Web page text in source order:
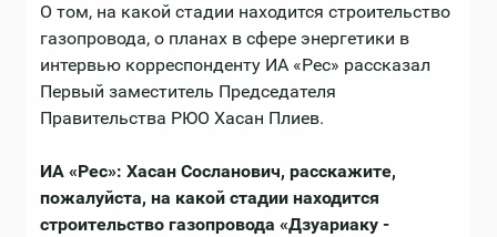
О том, на какой стадии находится строительство
газопровода, о планах в сфере энергетики в
интервью корреспонденту ИА «Рес» рассказал
Первый заместитель Председателя
Правительства РЮО Хасан Плиев.
ИА «Рес»: Хасан Сосланович, расскажите,
пожалуйста, на какой стадии находится
строительство газопровода «Дзуариаку -